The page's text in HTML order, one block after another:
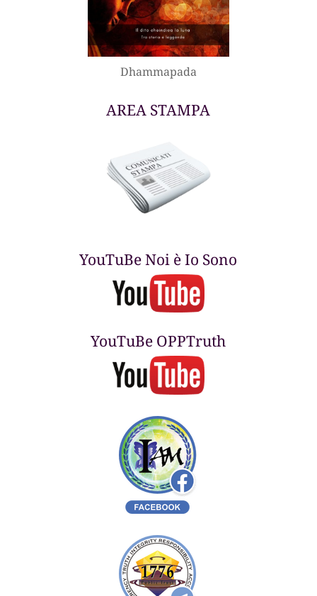
Dhammapada
AREA STAMPA
YouTuBe Noi è Io Sono
YouTuBe OPPTruth